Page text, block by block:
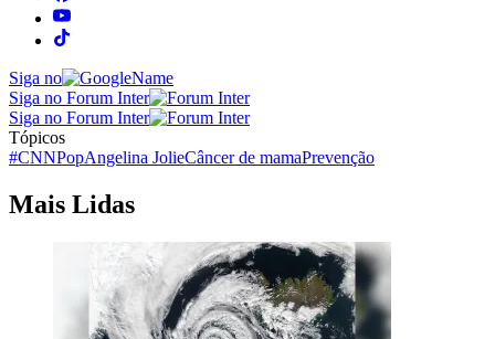
Siga no
Siga no Forum Inter
Siga no Forum Inter
Tópicos
#CNNPopAngelina JolieCâncer de mamaPrevenção
Mais Lidas